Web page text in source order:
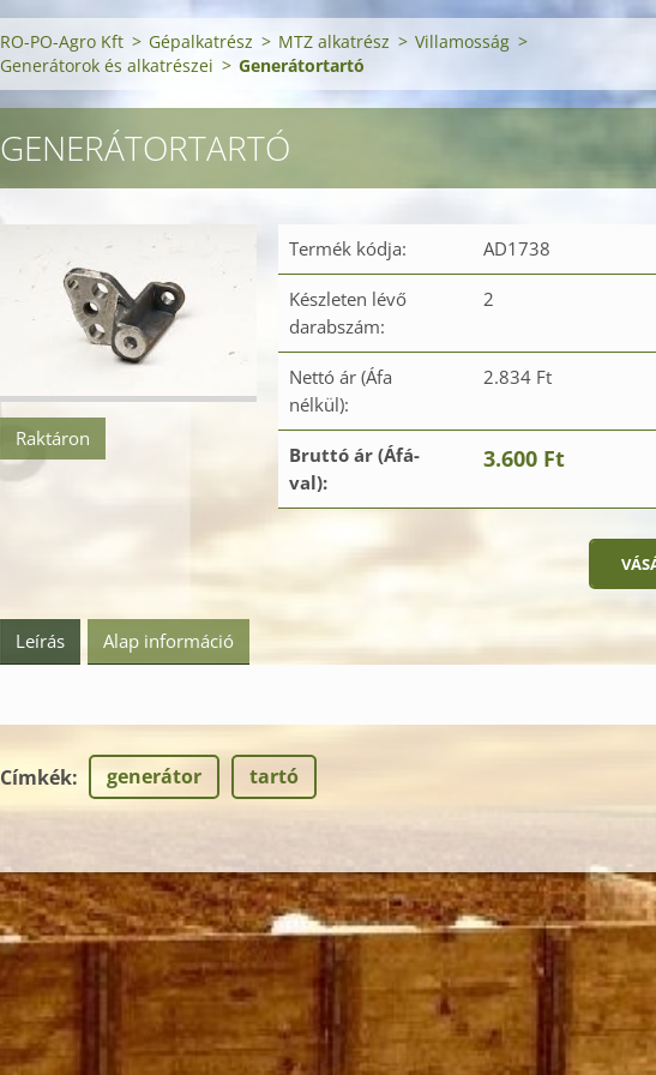
RO-PO-Agro Kft > Gépalkatrész > MTZ alkatrész > Villamosság >
Generátorok és alkatrészei > Generátortartó
GENERÁTORTARTÓ
Raktáron
Termék kódja: AD1738
Készleten lévő
darabszám:
2
Nettó ár (Áfa
nélkül):
2.834 Ft
Bruttó ár (Áfá-
val):
3.600 Ft
Leírás Alap információ
Címkék: generátor tartó